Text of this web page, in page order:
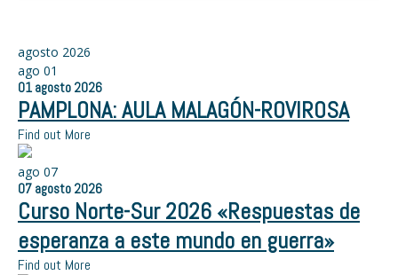
agosto 2026
ago 01
01 agosto 2026
PAMPLONA: AULA MALAGÓN-ROVIROSA
Find out More
ago 07
07 agosto 2026
Curso Norte-Sur 2026 «Respuestas de
esperanza a este mundo en guerra»
Find out More